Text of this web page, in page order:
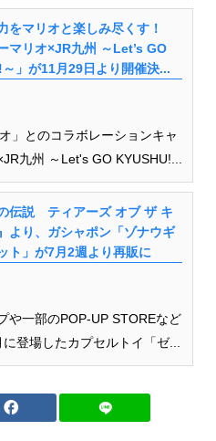
をマリオと楽しみ尽くす！
マリオ×JR九州 ～Let’s GO
」が11月29日より開催決...
」とのコラボレーションキャ
九州 ～Let's GO KYUSHU!...
の伝説 ティアーズ オブ ザ キ
より、ガシャポン「ゾナウギ
ト」が7月2週より再販に
や一部のPOP-UP STOREなど
登場したカプセルトイ「ゼ...